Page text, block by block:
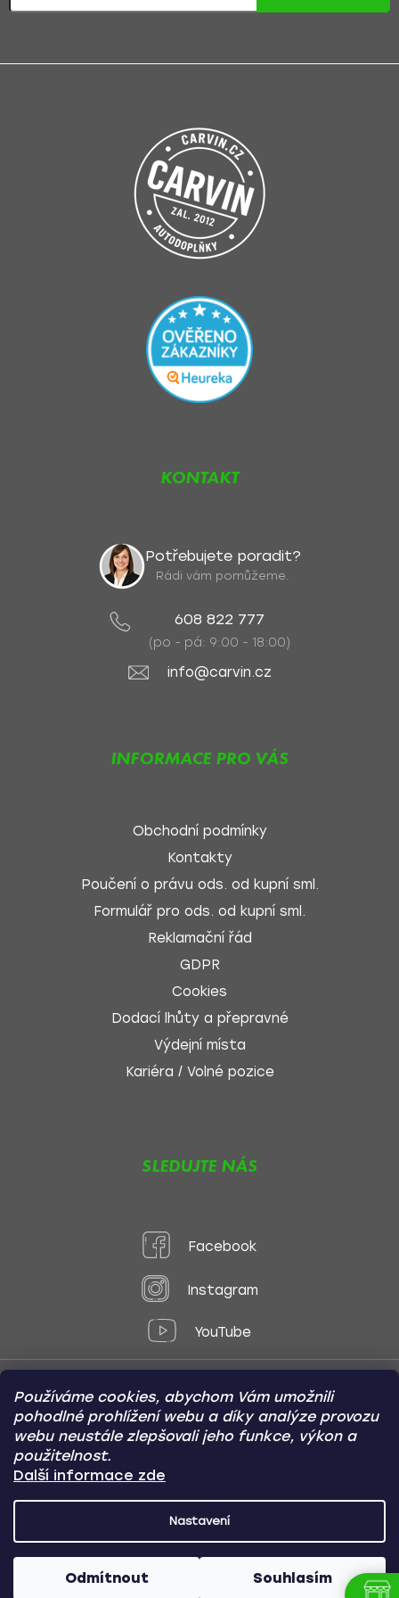
Používáme cookies, abychom Vám umožnili
pohodlné prohlížení webu a díky analýze provozu
webu neustále zlepšovali jeho funkce, výkon a
použitelnost.
Další informace zde
Nastavení
Odmítnout Souhlasím
KONTAKT
Potřebujete poradit?
Rádi vám pomůžeme.
608 822 777
(po - pá: 9:00 - 18:00)
info@carvin.cz
INFORMACE PRO VÁS
Obchodní podmínky
Kontakty
Poučení o právu ods. od kupní sml.
Formulář pro ods. od kupní sml.
Reklamační řád
GDPR
Cookies
Dodací lhůty a přepravné
Výdejní místa
Kariéra / Volné pozice
SLEDUJTE NÁS
Facebook
Instagram
YouTube
Způsoby platby:
Online
Převod
Dobírka
Copyright (c) 2012 -2026 CARVIN AUTODOPLŇKY- Všechna
Nakódoval Pavel Kuneš